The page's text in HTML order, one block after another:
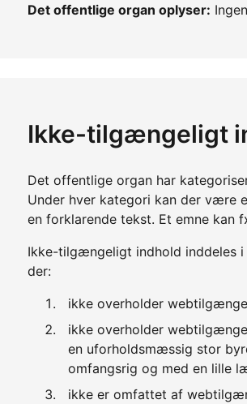
Det offentlige organ oplyser:
Ikke-tilgængeligt
Det offentlige organ har
Under hver kategori kan der være
en forklarende tekst. Et emne kan
Ikke-tilgængeligt indhold inddeles
der:
ikke overholder
ikke overholder
en uforholdsmæssig stor
omfangsrig og med en lille
ikke er omfattet af